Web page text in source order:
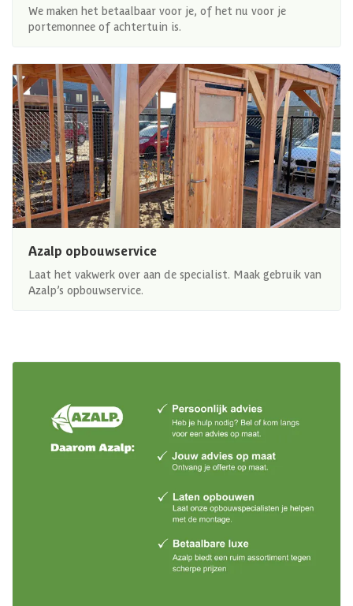
We maken het betaalbaar voor je, of het nu voor je
portemonnee of achtertuin is.
Azalp opbouwservice
Laat het vakwerk over aan de specialist. Maak gebruik van
Azalp’s opbouwservice.